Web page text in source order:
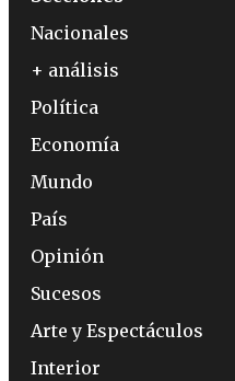
Nacionales
+ análisis
Política
Economía
Mundo
País
Opinión
Sucesos
Arte y Espectáculos
Interior